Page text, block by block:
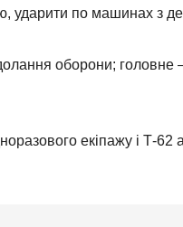
ударити по машинах з
оборони;
екіпажу і Т-62